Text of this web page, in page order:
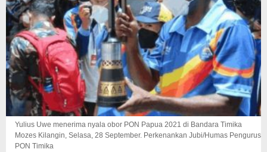
Yulius Uwe menerima nyala obor PON Papua 2021 di Bandara Timika
Mozes Kilangin, Selasa, 28 September. Perkenankan Jubi/Humas Pengurus
PON Timika